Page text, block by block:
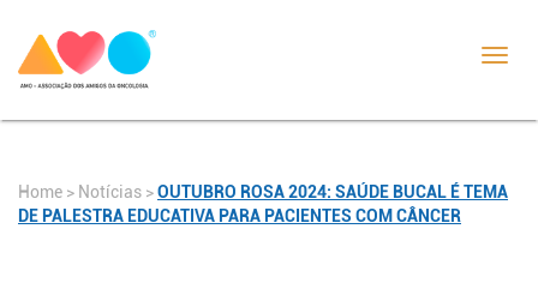
Home > Notícias >OUTUBRO ROSA 2024: SAÚDE BUCAL É TEMA
DE PALESTRA EDUCATIVA PARA PACIENTES COM CÂNCER